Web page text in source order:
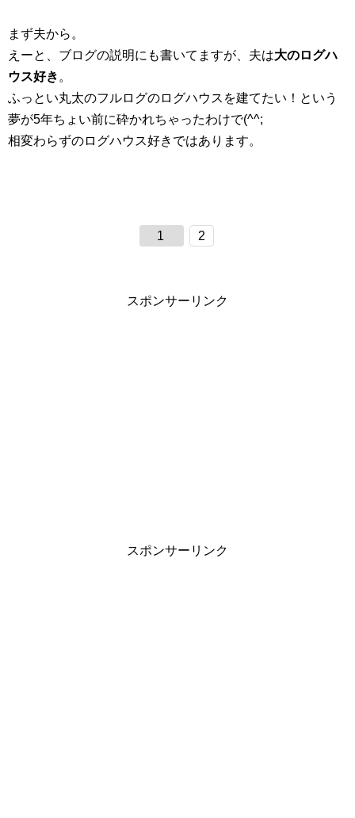
まず夫から。
えーと、ブログの説明にも書いてますが、夫は大のログハ
ウス好き 。
ふっとい丸太のフルログのログハウスを建てたい！という
夢が5年ちょい前に砕かれちゃったわけで(^^;
相変わらずのログハウス好きではあります。
1 2
スポンサーリンク
スポンサーリンク